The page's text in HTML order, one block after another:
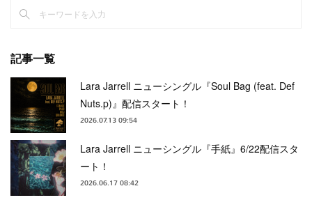
記事一覧
Lara Jarrell ニューシングル『Soul Bag (feat. Def
Nuts.p)』配信スタート！
2026.07.13 09:54
Lara Jarrell ニューシングル『手紙』6/22配信スタ
ート！
2026.06.17 08:42